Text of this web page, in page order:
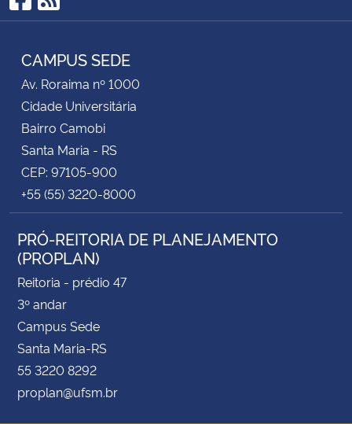
Facebook
RSS
CAMPUS SEDE
Av. Roraima nº 1000
Cidade Universitária
Bairro Camobi
Santa Maria - RS
CEP: 97105-900
+55 (55) 3220-8000
PRÓ-REITORIA DE PLANEJAMENTO
(PROPLAN)
Reitoria - prédio 47
3º andar
Campus Sede
Santa Maria-RS
55 3220 8292
proplan@ufsm.br